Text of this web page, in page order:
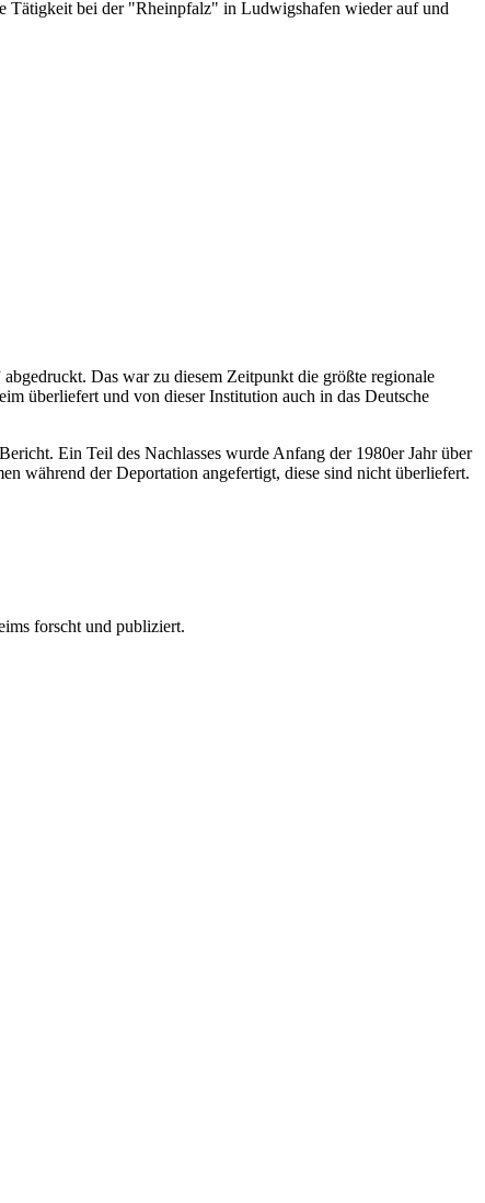
Tätigkeit bei der "Rheinpfalz" in Ludwigshafen wieder auf und
Das war zu diesem Zeitpunkt die größte regionale
überliefert und von dieser Institution auch in das Deutsche
Ein Teil des Nachlasses wurde Anfang der 1980er Jahr über
während der Deportation angefertigt, diese sind nicht überliefert.
forscht und publiziert.